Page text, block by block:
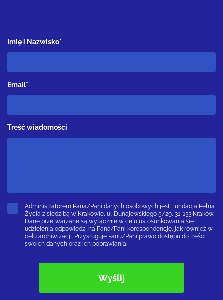
Imię i Nazwisko*
Email*
Treść wiadomości
Administratorem Pana/Pani danych osobowych jest Fundacja Pełna
Życia z siedzibą w Krakowie, ul. Dunajewskiego 5/29, 31-133 Kraków.
Dane przetwarzane są wyłącznie w celu ustosunkowania się i
udzielenia odpowiedzi na Pana/Pani korespondencję, jak również w
celu archiwizacji. Przysługuje Panu/Pani prawo dostępu do treści
swoich danych oraz ich poprawiania.